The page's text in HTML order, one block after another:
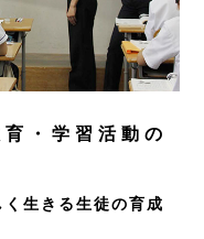
・学習活動の
生きる生徒の育成